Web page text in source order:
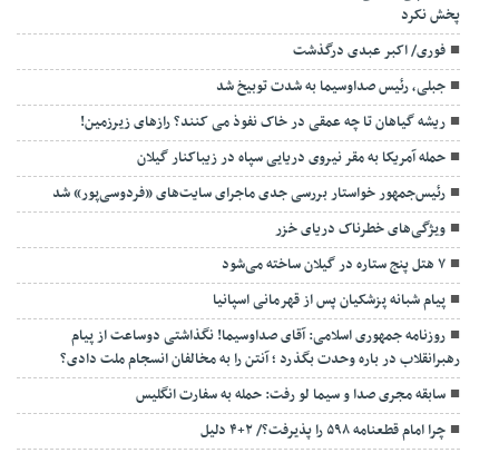
پخش نکرد
فوری/ اکبر عبدی درگذشت
جبلی، رئیس صداوسیما به شدت توبیخ شد
ریشه گیاهان تا چه عمقی در خاک نفوذ می کنند؟ رازهای زیرزمین!
حمله آمریکا به مقر نیروی دریایی سپاه در زیباکنار گیلان
رئیس‌جمهور خواستار بررسی جدی ماجرای سایت‌های «فردوسی‌پور» شد
ویژگی‌های خطرناک دریای خزر
۷ هتل پنج ستاره در گیلان ساخته می‌شود
پیام شبانه پزشکیان پس از قهرمانی اسپانیا
روزنامه جمهوری اسلامی: آقای صداوسیما! نگذاشتی دوساعت از پیام
رهبرانقلاب در باره وحدت بگذرد ؛ آنتن را به مخالفان انسجام ملت دادی؟
سابقه مجری صدا و سیما لو رفت: حمله به سفارت انگلیس
چرا امام قطعنامه ۵۹۸ را پذیرفت؟/ ۲+۴ دلیل